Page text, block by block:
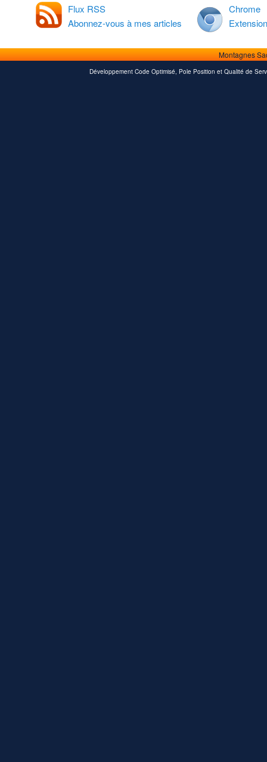
Flux RSS
Abonnez-vous à mes articles
Chrome
Montagnes
Développement Code Optimisé, Pole Position et Qualité de